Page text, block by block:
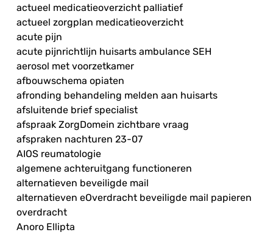
actueel medicatieoverzicht palliatief
actueel zorgplan medicatieoverzicht
acute pijn
acute pijnrichtlijn huisarts ambulance SEH
aerosol met voorzetkamer
afbouwschema opiaten
afronding behandeling melden aan huisarts
afsluitende brief specialist
afspraak ZorgDomein zichtbare vraag
afspraken nachturen 23-07
AIOS reumatologie
algemene achteruitgang functioneren
alternatieven beveiligde mail
alternatieven eOverdracht beveiligde mail papieren
overdracht
Anoro Ellipta